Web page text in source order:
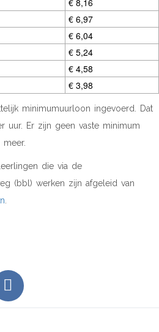
€ 8,16
€ 6,97
€ 6,04
€ 5,24
€ 4,58
€ 3,98
minimumuurloon ingevoerd. Dat
uur. Er zijn geen vaste minimum
die via de
(bbl) werken zijn afgeleid van